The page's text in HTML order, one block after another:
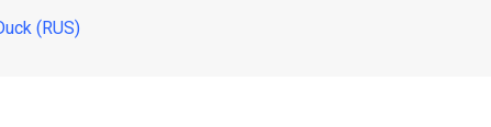
(RUS)